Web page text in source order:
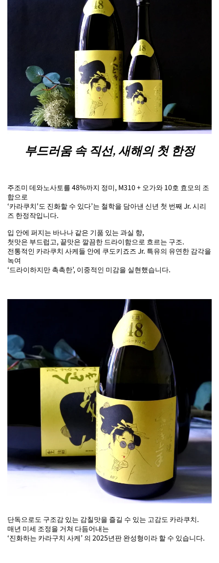
부드러움 속 직선, 새해의 첫 한정
주조미 데와노사토를 48%까지 정미, M310 + 오가와 10호 효모의 조
합으로
‘카라쿠치'도 진화할 수 있다’는 철학을 담아낸 신년 첫 번째 Jr. 시리
즈 한정작입니다.
입 안에 퍼지는 바나나 같은 기품 있는 과실 향,
첫맛은 부드럽고, 끝맛은 깔끔한 드라이함으로 흐르는 구조.
전통적인 카라쿠치 사케들 안에 쿠도키죠즈 Jr. 특유의 유연한 감각을
녹여
‘드라이하지만 촉촉한’, 이중적인 미감을 실현했습니다.
단독으로도 구조감 있는 감칠맛을 즐길 수 있는 고감도 카라쿠치.
매년 미세 조정을 거쳐 다듬어내는
‘진화하는 카라구치 사케’ 의 2025년판 완성형이라 할 수 있습니다.